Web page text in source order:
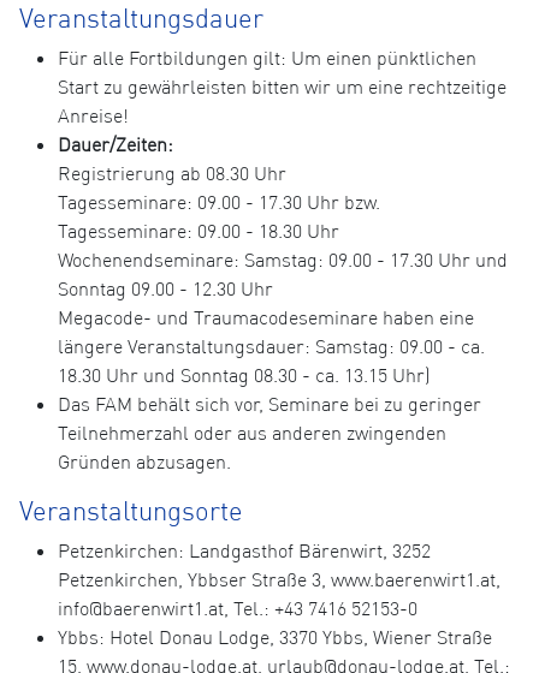
Veranstaltungsdauer
Für alle Fortbildungen gilt: Um einen pünktlichen
Start zu gewährleisten bitten wir um eine rechtzeitige
Anreise!
Dauer/Zeiten:
Registrierung ab 08.30 Uhr
Tagesseminare: 09.00 - 17.30 Uhr bzw.
Tagesseminare: 09.00 - 18.30 Uhr
Wochenendseminare: Samstag: 09.00 - 17.30 Uhr und
Sonntag 09.00 - 12.30 Uhr
Megacode- und Traumacodeseminare haben eine
längere Veranstaltungsdauer: Samstag: 09.00 - ca.
18.30 Uhr und Sonntag 08.30 - ca. 13.15 Uhr)
Das FAM behält sich vor, Seminare bei zu geringer
Teilnehmerzahl oder aus anderen zwingenden
Gründen abzusagen.
Veranstaltungsorte
Petzenkirchen: Landgasthof Bärenwirt, 3252
Petzenkirchen, Ybbser Straße 3, www.baerenwirt1.at,
info@baerenwirt1.at, Tel.: +43 7416 52153-0
Ybbs: Hotel Donau Lodge, 3370 Ybbs, Wiener Straße
15, www.donau-lodge.at, urlaub@donau-lodge.at, Tel.: